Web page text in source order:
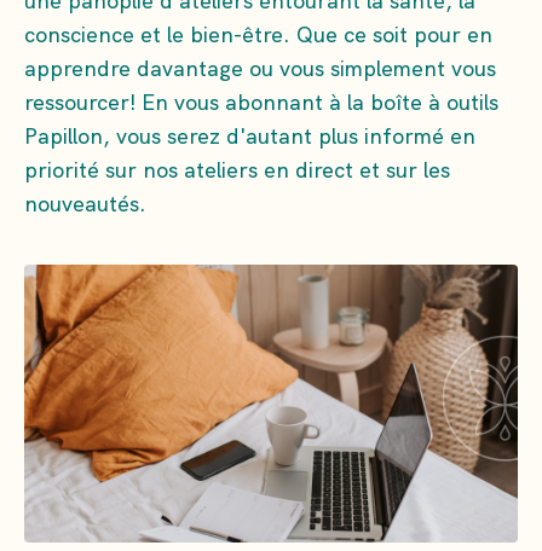
conscience et le bien-être. Que ce soit pour en
apprendre davantage ou vous simplement vous
ressourcer! En vous abonnant à la boîte à outils
Papillon, vous serez d'autant plus informé en
priorité sur nos ateliers en direct et sur les
nouveautés.